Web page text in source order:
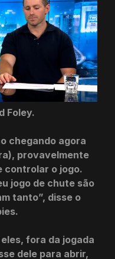
Foley.
chegando agora
provavelmente
controlar o jogo.
jogo de chute são
tanto”, disse o
fora da jogada
dele para abrir,